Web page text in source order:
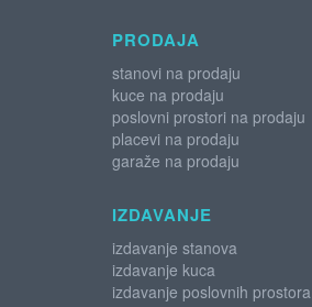
PRODAJA
stanovi na prodaju
kuce na prodaju
poslovni prostori na prodaju
placevi na prodaju
garaže na prodaju
IZDAVANJE
izdavanje stanova
izdavanje kuca
izdavanje poslovnih prostora